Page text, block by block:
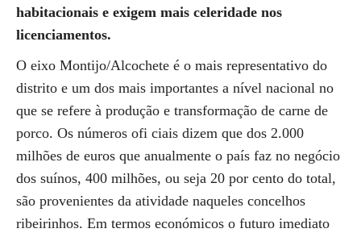
habitacionais e exigem mais celeridade nos
licenciamentos.
O eixo Montijo/Alcochete é o mais representativo do
distrito e um dos mais importantes a nível nacional no
que se refere à produção e transformação de carne de
porco. Os números ofi ciais dizem que dos 2.000
milhões de euros que anualmente o país faz no negócio
dos suínos, 400 milhões, ou seja 20 por cento do total,
são provenientes da atividade naqueles concelhos
ribeirinhos. Em termos económicos o futuro imediato